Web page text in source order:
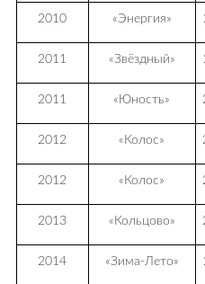
2010
«Энергия»
2011
«Звёздный»
2011
«Юность»
2012
«Колос»
2012
«Колос»
2013
«Кольцово»
2014
«Зима-Лето»